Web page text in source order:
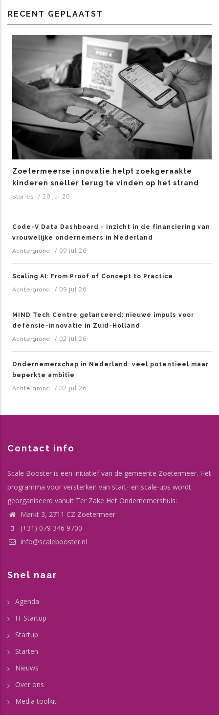
RECENT GEPLAATST
Zoetermeerse innovatie helpt zoekgeraakte
kinderen sneller terug te vinden op het strand
Stories / 20 jul 26
Code-V Data Dashboard - Inzicht in de financiering van
vrouwelijke ondernemers in Nederland
Achtergrond
/ 09 jul 26
Scaling AI: From Proof of Concept to Practice
Achtergrond
/ 09 jul 26
MIND Tech Centre gelanceerd: nieuwe impuls voor
defensie-innovatie in Zuid-Holland
Achtergrond
/ 02 jul 26
Ondernemerschap in Nederland: veel potentieel maar
beperkte ambitie
Achtergrond
/ 02 jul 26
Contact info
Scale Booster is een initiatief van de gemeente Zoetermeer. Het
programma voor versterken van start- en scale-ups wordt
georganiseerd vanuit Ter Zake Het Ondernemershuis:
Markt 3, 2711 CZ Zoetermeer
(+31) 079 346 9700
info@scalebooster.nl
Snel naar
Agenda
IT Startup
Startup
Starten
Nieuws
Over ons
Media toolkit